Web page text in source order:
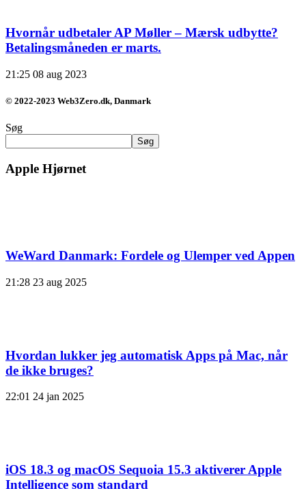
Hvornår udbetaler AP Møller – Mærsk udbytte?
Betalingsmåneden er marts.
21:25 08 aug 2023
© 2022-2023 Web3Zero.dk, Danmark
Søg
Søg
Apple Hjørnet
WeWard Danmark: Fordele og Ulemper ved Appen
21:28 23 aug 2025
Hvordan lukker jeg automatisk Apps på Mac, når
de ikke bruges?
22:01 24 jan 2025
iOS 18.3 og macOS Sequoia 15.3 aktiverer Apple
Intelligence som standard